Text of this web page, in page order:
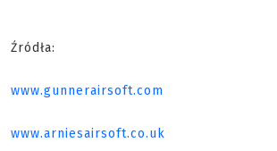
Źródła:
www.gunnerairsoft.com
www.arniesairsoft.co.uk